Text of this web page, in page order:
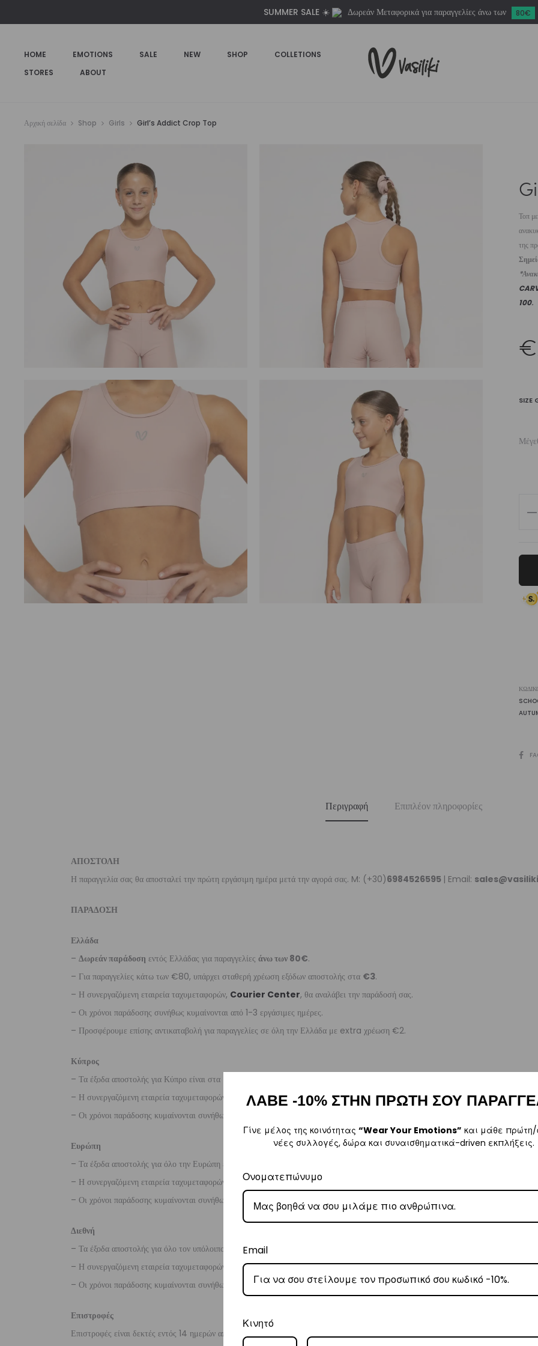
SUMMER SALE ☀️ Δωρεάν Μεταφορικά για παραγγελίες άνω των 80€
HOME EMOTIONS SALE NEW SHOP
COLLETIONS
STORES
ABOUT
Αρχική σελίδα Shop Girls Girl’s Addict Crop Top
Τοπ
της
100.
€
SIZE
SHARE
Περιγραφή Επιπλέον πληροφορίες
ΑΠΟΣΤΟΛΗ
Η παραγγελία σας θα αποσταλεί την πρώτη εργάσιμη ημέρα μετά την αγορά σας. M: (+30)6984526595 | Email:
ΠΑΡΑΔΟΣΗ
Ελλάδα
– Δωρεάν παράδοση εντός Ελλάδας για παραγγελίες άνω των 80€.
– Για παραγγελίες κάτω των €80, υπάρχει σταθερή χρέωση εξόδων αποστολής στα €3.
– Η συνεργαζόμενη εταιρεία ταχυμεταφορών, Courier Center, θα αναλάβει την παράδοσή σας.
– Οι χρόνοι παράδοσης συνήθως κυμαίνονται από 1-3 εργάσιμες ημέρες.
– Προσφέρουμε επίσης αντικαταβολή για παραγγελίες σε όλη την Ελλάδα με extra χρέωση €2.
Κύπρος
– Τα έξοδα αποστολής για Κύπρο είναι στα
– Η συνεργαζόμενη εταιρεία ταχυμεταφορών,
Aramex , θα αναλάβει την παράδοσή σας.
– Οι χρόνοι παράδοσης κυμαίνονται συνήθως από 2-7 εργάσιμες ημέρες.
Ευρώπη
– Τα έξοδα αποστολής για όλο την Ευρώπη είναι στα
– Η συνεργαζόμενη εταιρεία ταχυμεταφορών,
DHL, θα αναλάβει την παράδοσή σας.
– Οι χρόνοι παράδοσης κυμαίνονται συνήθως από 3-8 εργάσιμες ημέρες.
Διεθνή
– Τα έξοδα αποστολής για όλο τον υπόλοιπο κόσμο είναι στα
– Η συνεργαζόμενη εταιρεία ταχυμεταφορών,
DHL, θα αναλάβει την παράδοσή σας.
– Οι χρόνοι παράδοσης κυμαίνονται συνήθως από 3-10 εργάσιμες ημέρες.
Επιστροφές
Επιστροφές είναι δεκτές εντός 14 ημερών από την ημερομηνία αγοράς του προϊόντος χωρίς να έχετε την υποχρέωση να αναφέρετε
ΛΑΒΕ -10% ΣΤΗΝ ΠΡΩΤΗ ΣΟΥ
Γίνε μέλος της κοινότητας “Wear Your Emotions” και μάθε πρώτη/
νέες συλλογές, δώρα και συναισθηματικά-driven εκπλήξεις.
Ονοματεπώνυμο
Email
Κινητό